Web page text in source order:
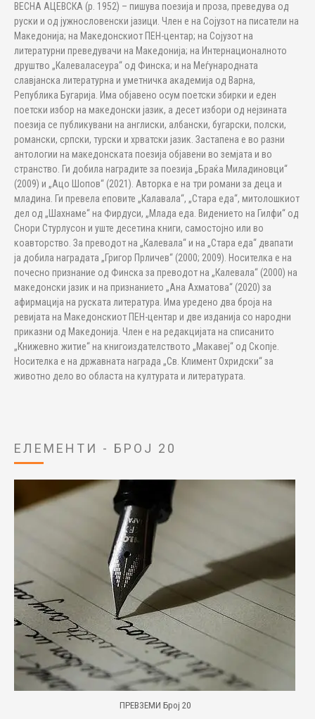
ВЕСНА АЦЕВСКА (р. 1952) – пишува поезија и проза, преведува од
руски и од јужнословенски јазици. Член е на Сојузот на писатели на
Македонија; на Македонскиот ПЕН-центар; на Сојузот на
литературни преведувачи на Македонија; на Интернационалното
друштво „Калеваласеура“ од Финска; и на Меѓународната
славјанска литературна и уметничка академија од Варна,
Република Бугарија. Има објавено осум поетски збирки и еден
поетски избор на македонски јазик, a десет избори од нејзината
поезија се публикувани на англиски, албански, бугарски, полски,
романски, српски, турски и хрватски јазик. Застапена е во разни
антологии на македонската поезија објавени во земјата и во
странство. Ги добила наградите за поезија „Браќа Миладиновци“
(2009) и „Ацо Шопов“ (2021). Авторка е на три романи за деца и
младина. Ги превела еповите „Калавала“, „Стара еда“, митолошкиот
дел од „Шахнаме“ на Фирдуси, „Млада еда. Видението на Гилфи“ од
Снори Стурлусон и уште десетина книги, самостојно или во
коавторство. За преводот на „Калевала“ и на „Стара еда“ двапати
ја добила наградата „Григор Прличев“ (2000; 2009). Носителка е на
почесно признание од Финска за преводот на „Калевала“ (2000) на
македонски јазик и на признанието „Ана Ахматова“ (2020) за
афирмација на руската литература. Има уредено два броја на
ревијата на Македонскиот ПЕН-центар и две изданија со народни
приказни од Македонија. Член е на редакцијата на списанито
„Книжевно житие“ на книгоиздателството „Макавеј“ од Скопје.
Носителка е на државната награда „Св. Климент Охридски“ за
животно дело во областа на културата и литературата.
ЕЛЕМЕНТИ - БРОЈ 20
ПРЕВЗЕМИ Број 20